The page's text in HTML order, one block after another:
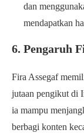
dan
mendapatkan
6. Pengaruh
Fira Assegaf
jutaan pengikut di
ia mampu
berbagi konten